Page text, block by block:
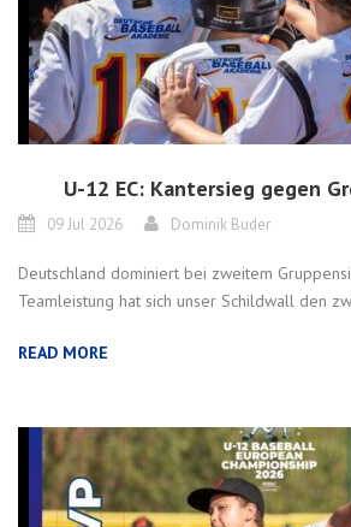
U-12 EC: Kantersieg gegen
09 Jul 2026 Dominik Buder
Deutschland dominiert bei zweitem
Teamleistung hat sich unser Schildwall den
READ MORE